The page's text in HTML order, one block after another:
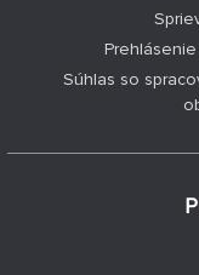
Súhlas so